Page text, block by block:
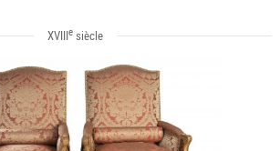
XVIIIe siècle